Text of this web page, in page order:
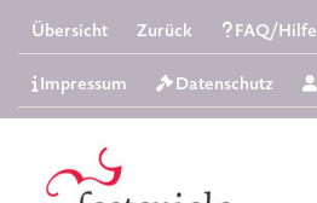
Übersicht Zurück FAQ/Hilfe
Impressum Datenschutz